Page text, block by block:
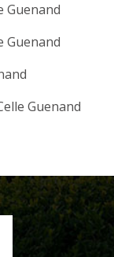
Guenand
Guenand
Guenand